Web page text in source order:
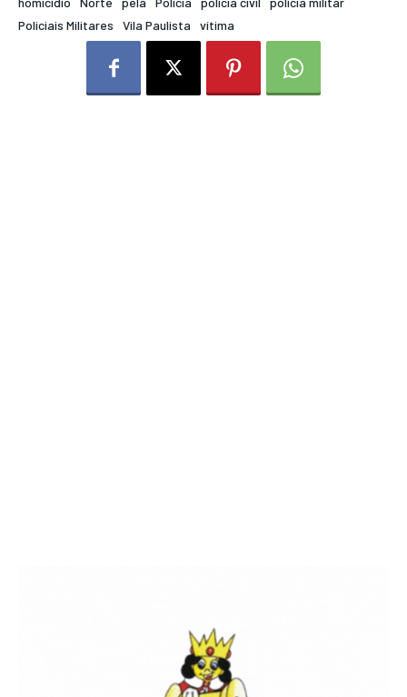
Policiais Militares
Vila Paulista vítima